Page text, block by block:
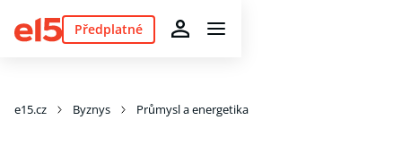
Předplatné
e15.cz Byznys Průmysl a energetika